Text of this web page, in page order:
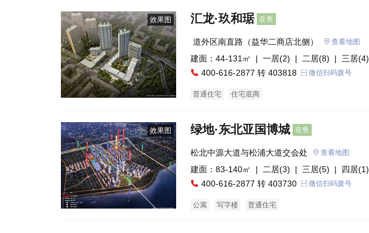
效果图 汇龙·玖和琚 在售
道外区南直路（益华二商店北侧） 查看地图
建面：44-131㎡ | 一居(2) | 二居(8) | 三居(4)
400-616-2877 转 403818 微信扫码拨号
普通住宅 住宅底商
效果图 绿地·东北亚国博城 在售
松北中源大道与松浦大道交会处 查看地图
建面：83-140㎡ | 二居(3) | 三居(5) | 四居(1)
400-616-2877 转 403730 微信扫码拨号
公寓 写字楼 普通住宅